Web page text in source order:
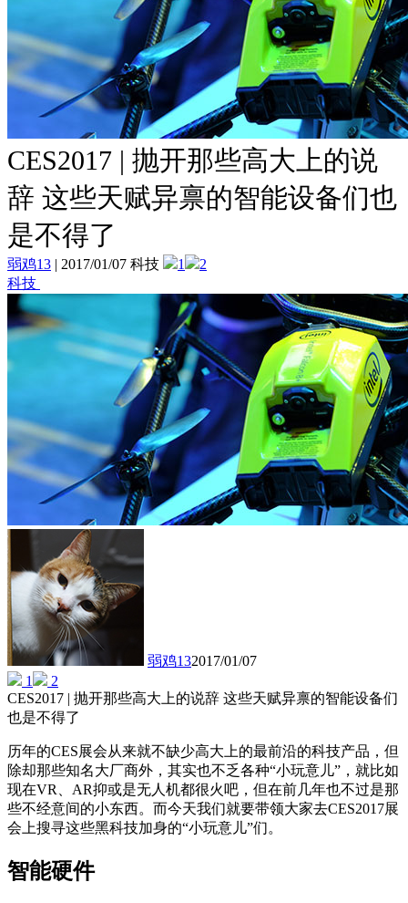
CES2017 | 抛开那些高大上的说
辞 这些天赋异禀的智能设备们也
是不得了
弱鸡13 | 2017/01/07 科技 1
2
科技
弱鸡132017/01/07
1
2
CES2017 | 抛开那些高大上的说辞 这些天赋异禀的智能设备们
也是不得了
历年的CES展会从来就不缺少高大上的最前沿的科技产品，但
除却那些知名大厂商外，其实也不乏各种“小玩意儿”，就比如
现在VR、AR抑或是无人机都很火吧，但在前几年也不过是那
些不经意间的小东西。而今天我们就要带领大家去CES2017展
会上搜寻这些黑科技加身的“小玩意儿”们。
智能硬件